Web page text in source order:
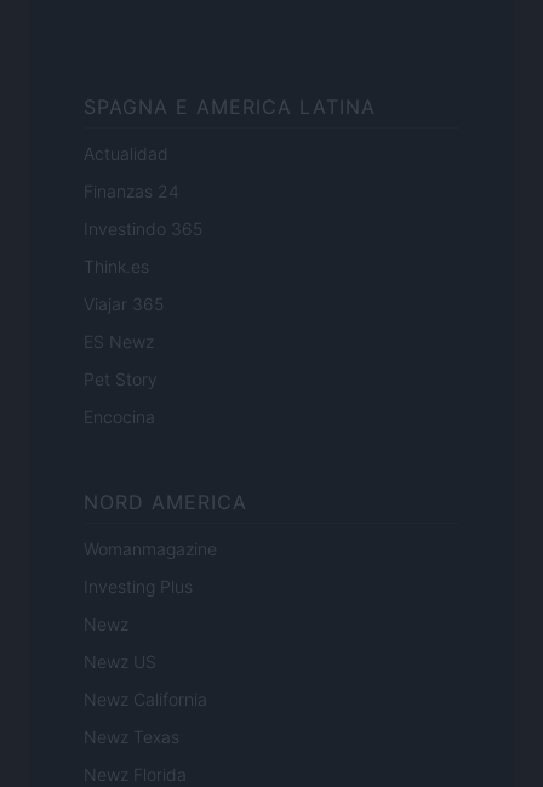
SPAGNA E AMERICA LATINA
Actualidad
Finanzas 24
Investindo 365
Think.es
Viajar 365
ES Newz
Pet Story
Encocina
NORD AMERICA
Womanmagazine
Investing Plus
Newz
Newz US
Newz California
Newz Texas
Newz Florida